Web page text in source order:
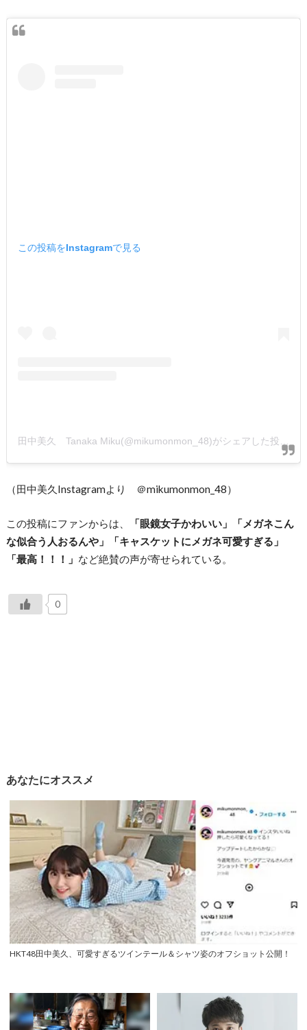
この投稿をInstagramで見る
（田中美久Instagramより ＠mikumonmon_48）
この投稿にファンからは、
「眼鏡女子かわいい」「メガネこん
な似合う人おるんや」「キャスケットにメガネ可愛すぎる」
「最高！！！」 など絶賛の声が寄せられている。
0
あなたにオススメ
HKT48田中美久、可愛すぎるツインテール＆シャツ姿のオフショット公開！